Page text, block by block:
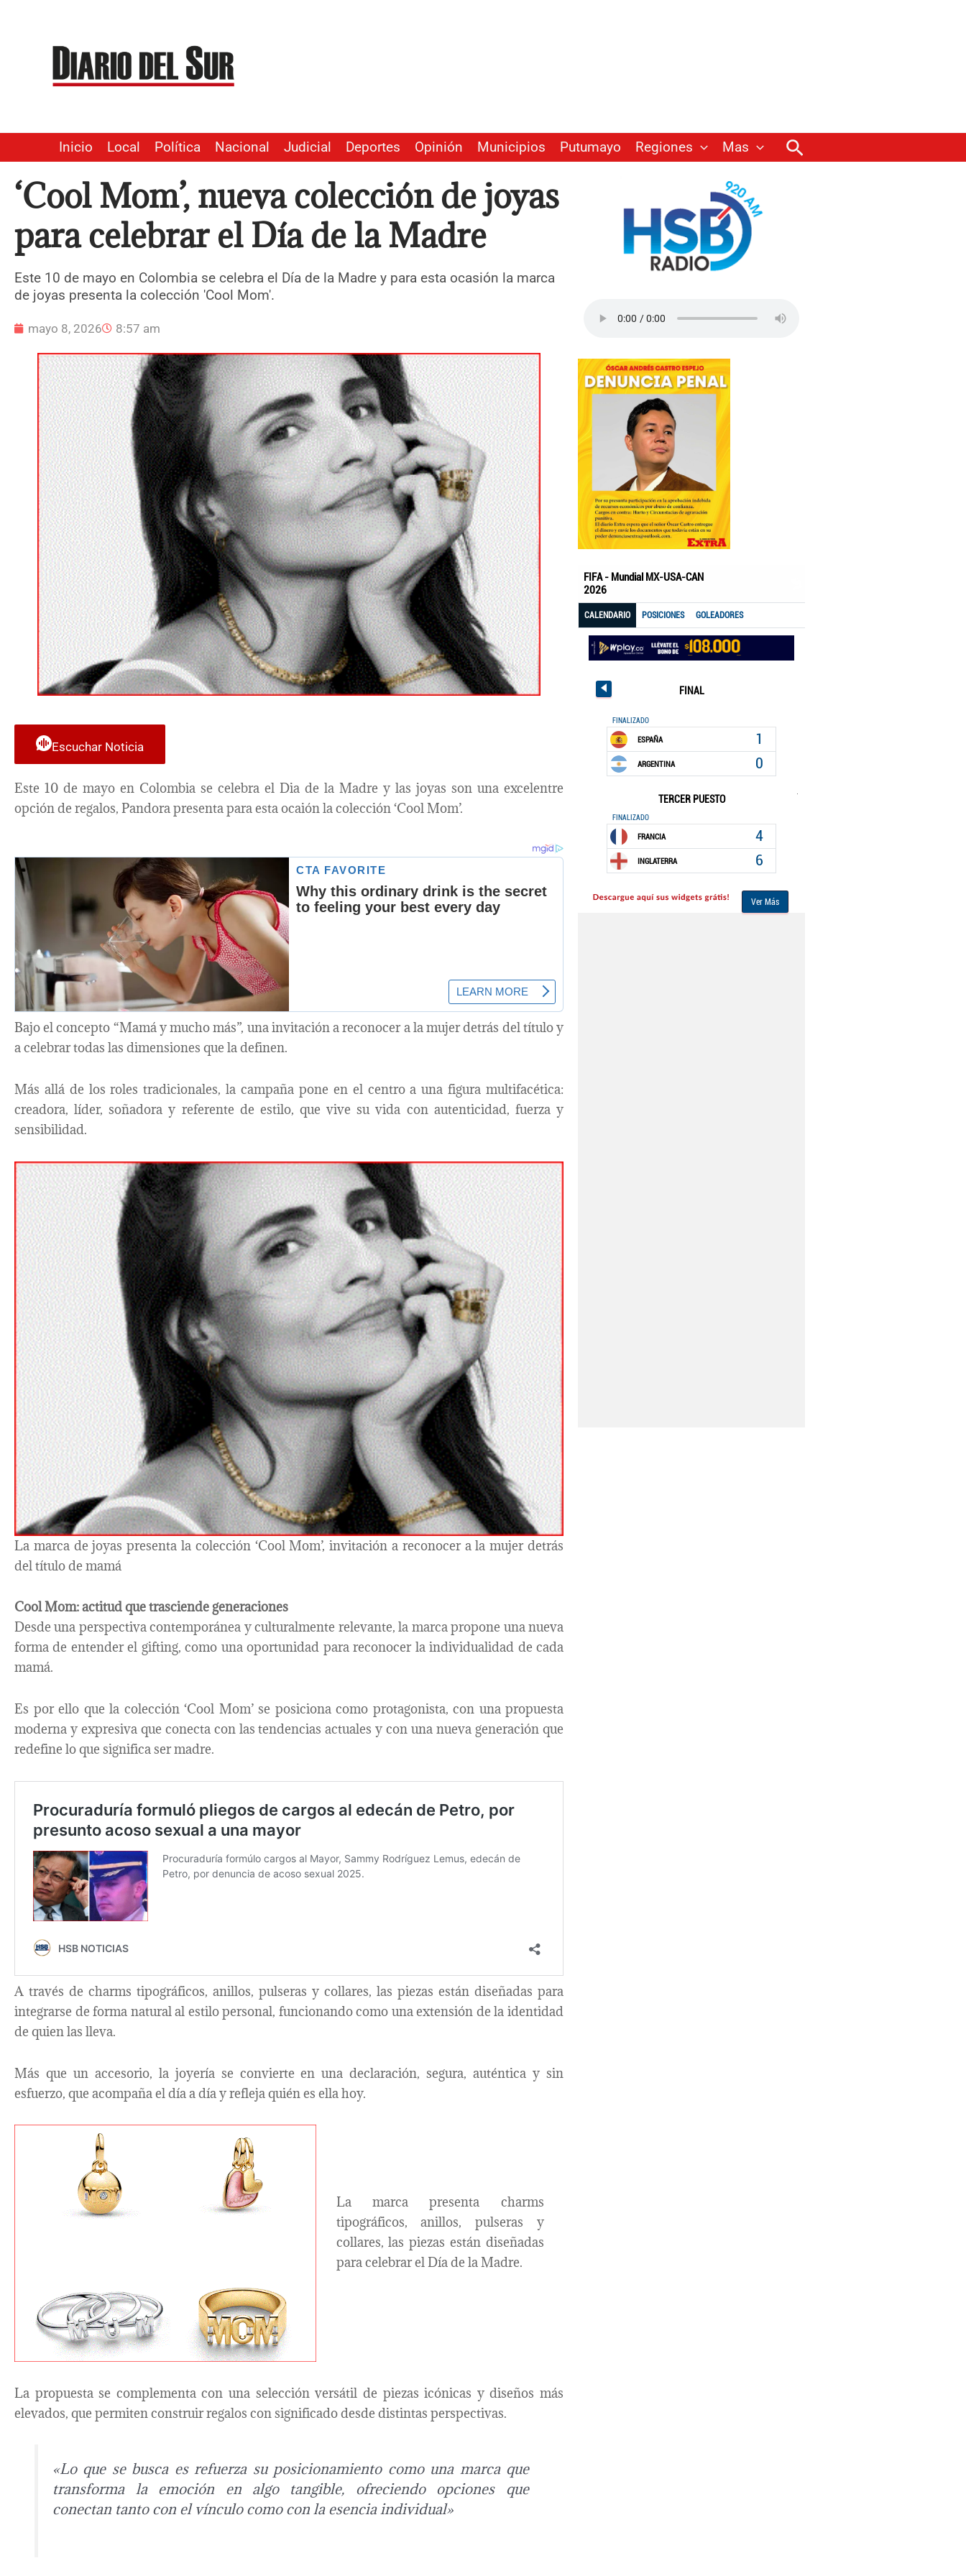
contenido
Inicio Local Política Nacional Judicial Deportes Opinión Municipios Putumayo Regiones Mas Buscar
‘Cool Mom’, nueva colección de joyas
para celebrar el Día de la Madre
Este 10 de mayo en Colombia se celebra el Día de la Madre y para esta ocasión la marca
de joyas presenta la colección 'Cool Mom'.
mayo 8, 2026 8:57 am
Escuchar Noticia
Este 10 de mayo en Colombia se celebra el Dia de la Madre y las joyas son una excelentre
opción de regalos, Pandora presenta para esta ocaión la colección ‘Cool Mom’.
Bajo el concepto “Mamá y mucho más”, una invitación a reconocer a la mujer detrás del título y
a celebrar todas las dimensiones que la definen.
Más allá de los roles tradicionales, la campaña pone en el centro a una figura multifacética:
creadora, líder, soñadora y referente de estilo, que vive su vida con autenticidad, fuerza y
sensibilidad.
La marca de joyas presenta la colección ‘Cool Mom’, invitación a reconocer a la mujer detrás
del título de mamá
Cool Mom: actitud que trasciende generaciones
Desde una perspectiva contemporánea y culturalmente relevante, la marca propone una nueva
forma de entender el gifting, como una oportunidad para reconocer la individualidad de cada
mamá.
Es por ello que la colección ‘Cool Mom’ se posiciona como protagonista, con una propuesta
moderna y expresiva que conecta con las tendencias actuales y con una nueva generación que
redefine lo que significa ser madre.
A través de charms tipográficos, anillos, pulseras y collares, las piezas están diseñadas para
integrarse de forma natural al estilo personal, funcionando como una extensión de la identidad
de quien las lleva.
Más que un accesorio, la joyería se convierte en una declaración, segura, auténtica y sin
esfuerzo, que acompaña el día a día y refleja quién es ella hoy.
La marca presenta charms
tipográficos, anillos, pulseras y
collares, las piezas están diseñadas
para celebrar el Día de la Madre.
La propuesta se complementa con una selección versátil de piezas icónicas y diseños más
elevados, que permiten construir regalos con significado desde distintas perspectivas.
«Lo que se busca es refuerza su posicionamiento como una marca que
transforma la emoción en algo tangible, ofreciendo opciones que
conectan tanto con el vínculo como con la esencia individual»